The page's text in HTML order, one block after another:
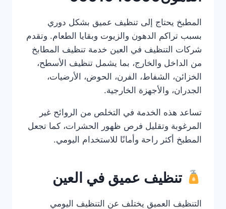
المطبخ يحتاج إلى تنظيف عميق بشكل دوري
بسبب تراكم الدهون والزيوت وبقايا الطعام. وتقدم
شركات التنظيف في العين خدمة تنظيف المطابخ
من الداخل والخارج، بما يشمل تنظيف الأسطح،
الخزائن، الشفاط، الفرن، الحوض، الأرضيات،
الجدران، والأجهزة الخارجية.
تساعد هذه الخدمة في التخلص من الروائح غير
المرغوبة وتقليل فرص ظهور الحشرات، كما تجعل
المطبخ أكثر راحة وأمانًا للاستخدام اليومي.
تنظيف عميق في العين
التنظيف العميق يختلف عن التنظيف اليومي